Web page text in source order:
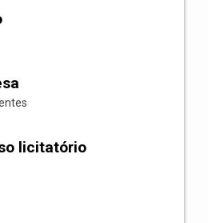
licitatório